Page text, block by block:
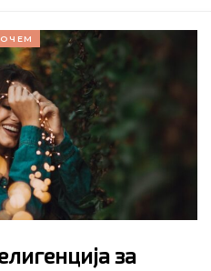
за